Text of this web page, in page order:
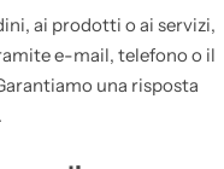
ai prodotti o ai servizi,
e-mail, telefono o il
una risposta